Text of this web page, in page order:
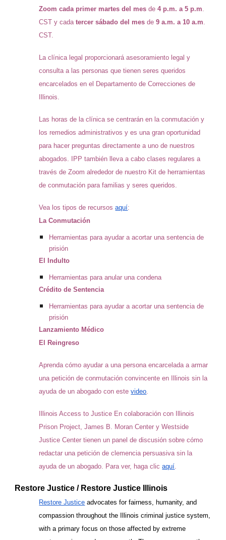
Zoom cada primer martes del mes de4 p.m. a 5 p.m.
CST y cadatercer sábado del mes de 9 a.m. a 10 a.m.
CST.
La clínica legal proporcionará asesoramiento legal y
consulta a las personas que tienen seres queridos
encarcelados en el Departamento de Correcciones de
Illinois.
Las horas de la clínica se centrarán en la conmutación y
los remedios administrativos y es una gran oportunidad
para hacer preguntas directamente a uno de nuestros
abogados. IPP también lleva a cabo clases regulares a
través de Zoom alrededor de nuestro Kit de herramientas
de conmutación para familias y seres queridos.
Vea los tipos de recursos aquí:
La Conmutación
Herramientas para ayudar a acortar una sentencia de
prisión
El Indulto
Herramientas para anular una condena
Crédito de Sentencia
Herramientas para ayudar a acortar una sentencia de
prisión
Lanzamiento Médico
El Reingreso
Aprenda cómo ayudar a una persona encarcelada a armar
una petición de conmutación convincente en Illinois sin la
ayuda de un abogado con este video.
Illinois Access to Justice En colaboración con Illinois
Prison Project, James B. Moran Center y Westside
Justice Center tienen un panel de discusión sobre cómo
redactar una petición de clemencia persuasiva sin la
ayuda de un abogado. Para ver, haga clic aquí.
Restore Justice / Restore Justice Illinois
Restore Justice advocates for fairness, humanity, and
compassion throughout the Illinois criminal justice system,
with a primary focus on those affected by extreme